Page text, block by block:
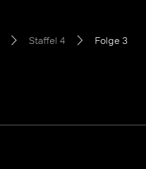
Staffel 4 Folge 3